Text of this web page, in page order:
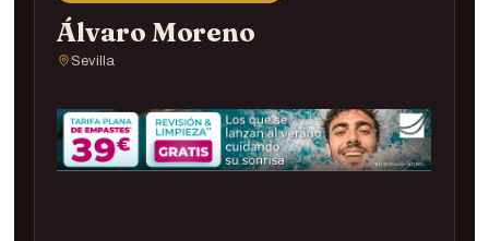
Álvaro Moreno
Sevilla